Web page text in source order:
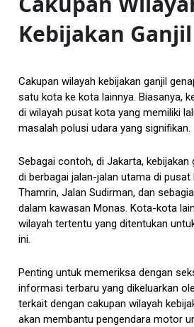
Kebijakan
Cakupan wilayah kebijakan ganjil
satu kota ke kota lainnya. Biasanya,
di wilayah pusat kota yang memiliki
masalah polusi udara yang signifikan.
Sebagai contoh, di Jakarta, kebijakan
di berbagai jalan-jalan utama di
Thamrin, Jalan Sudirman, dan
dalam kawasan Monas. Kota-kota
wilayah tertentu yang ditentukan
ini.
Penting untuk memeriksa dengan
informasi terbaru yang dikeluarkan
terkait dengan cakupan wilayah
akan membantu pengendara motor